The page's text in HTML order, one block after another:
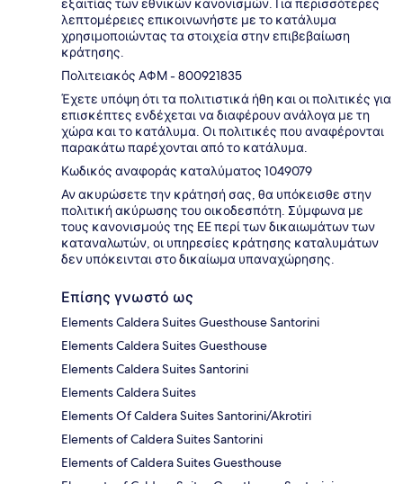
εξαιτίας των εθνικών κανονισμών. Για περισσότερες
λεπτομέρειες επικοινωνήστε με το κατάλυμα
χρησιμοποιώντας τα στοιχεία στην επιβεβαίωση
κράτησης.
Πολιτειακός ΑΦΜ - 800921835
Έχετε υπόψη ότι τα πολιτιστικά ήθη και οι πολιτικές για
επισκέπτες ενδέχεται να διαφέρουν ανάλογα με τη
χώρα και το κατάλυμα. Οι πολιτικές που αναφέρονται
παρακάτω παρέχονται από το κατάλυμα.
Κωδικός αναφοράς καταλύματος 1049079
Αν ακυρώσετε την κράτησή σας, θα υπόκεισθε στην
πολιτική ακύρωσης του οικοδεσπότη. Σύμφωνα με
τους κανονισμούς της ΕΕ περί των δικαιωμάτων των
καταναλωτών, οι υπηρεσίες κράτησης καταλυμάτων
δεν υπόκεινται στο δικαίωμα υπαναχώρησης.
Επίσης γνωστό ως
Elements Caldera Suites Guesthouse Santorini
Elements Caldera Suites Guesthouse
Elements Caldera Suites Santorini
Elements Caldera Suites
Elements Of Caldera Suites Santorini/Akrotiri
Elements of Caldera Suites Santorini
Elements of Caldera Suites Guesthouse